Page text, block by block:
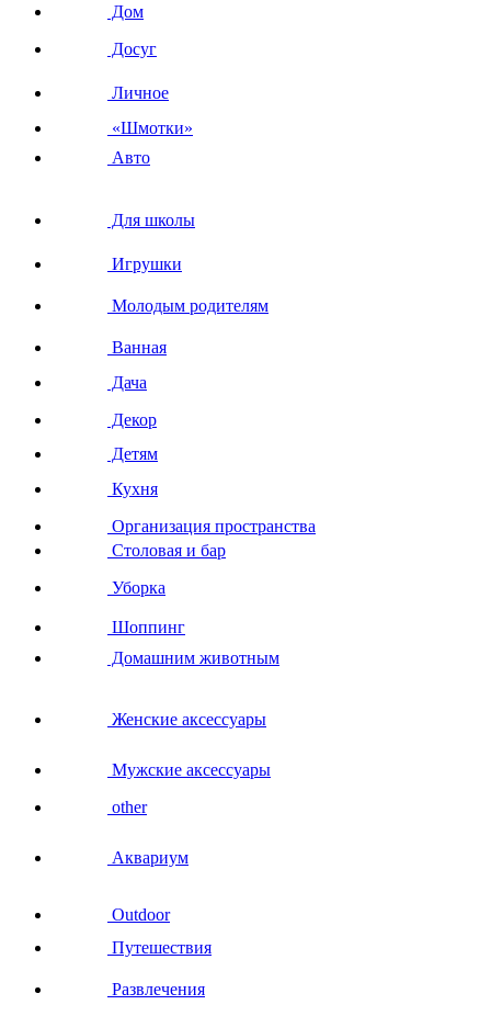
Дом
Досуг
Личное
«Шмотки»
Авто
Для школы
Игрушки
Молодым родителям
Ванная
Дача
Декор
Детям
Кухня
Организация пространства
Столовая и бар
Уборка
Шоппинг
Домашним животным
Женские аксессуары
Мужские аксессуары
other
Аквариум
Outdoor
Путешествия
Развлечения